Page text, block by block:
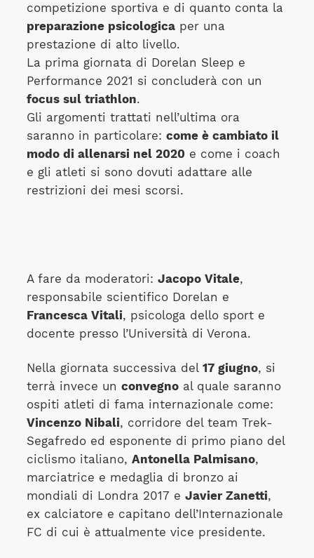
competizione sportiva e di quanto conta la
preparazione psicologicaper una
prestazione di alto livello.
La prima giornata di Dorelan Sleep e
Performance 2021 si concluderà con un
focus sul triathlon.
Gli argomenti trattati nell’ultima ora
saranno in particolare: come è cambiato il
modo di allenarsi nel 2020 e come i coach
e gli atleti si sono dovuti adattare alle
restrizioni dei mesi scorsi.
A fare da moderatori: Jacopo Vitale,
responsabile scientifico Dorelan e
Francesca Vitali, psicologa dello sport e
docente presso l’Università di Verona.
Nella giornata successiva del 17 giugno, si
terrà invece un convegnoal quale saranno
ospiti atleti di fama internazionale come:
Vincenzo Nibali, corridore del team Trek-
Segafredo ed esponente di primo piano del
ciclismo italiano, Antonella Palmisano,
marciatrice e medaglia di bronzo ai
mondiali di Londra 2017 e Javier Zanetti,
ex calciatore e capitano dell’Internazionale
FC di cui è attualmente vice presidente.